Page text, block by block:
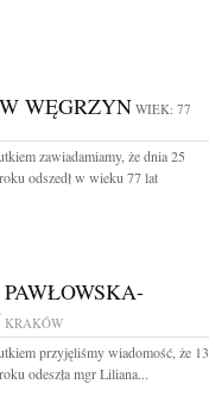
WĘGRZYNWIEK: 77
zawiadamiamy, że dnia 25
odszedł w wieku 77 lat
KRAKÓW
przyjęliśmy wiadomość, że 13
odeszła mgr Liliana...